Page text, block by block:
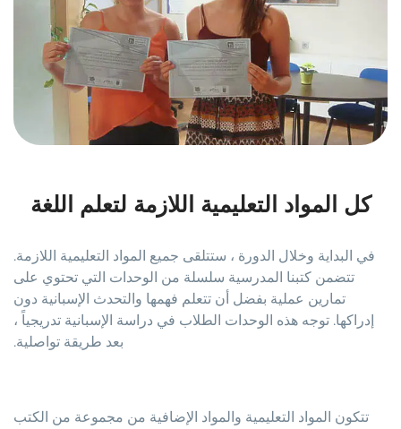
كل المواد التعليمية اللازمة لتعلم اللغة
في البداية وخلال الدورة ، ستتلقى جميع المواد التعليمية اللازمة.
تتضمن كتبنا المدرسية سلسلة من الوحدات التي تحتوي على
تمارين عملية بفضل أن تتعلم فهمها والتحدث الإسبانية دون
إدراكها. توجه هذه الوحدات الطلاب في دراسة الإسبانية تدريجياً ،
بعد طريقة تواصلية.
تتكون المواد التعليمية والمواد الإضافية من مجموعة من الكتب